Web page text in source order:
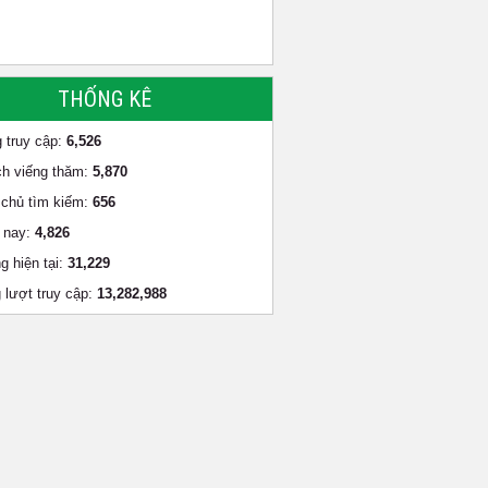
THỐNG KÊ
truy cập: 6,526
viếng thăm: 5,870
tìm kiếm: 656
nay: 4,826
hiện tại: 31,229
lượt truy cập: 13,282,988